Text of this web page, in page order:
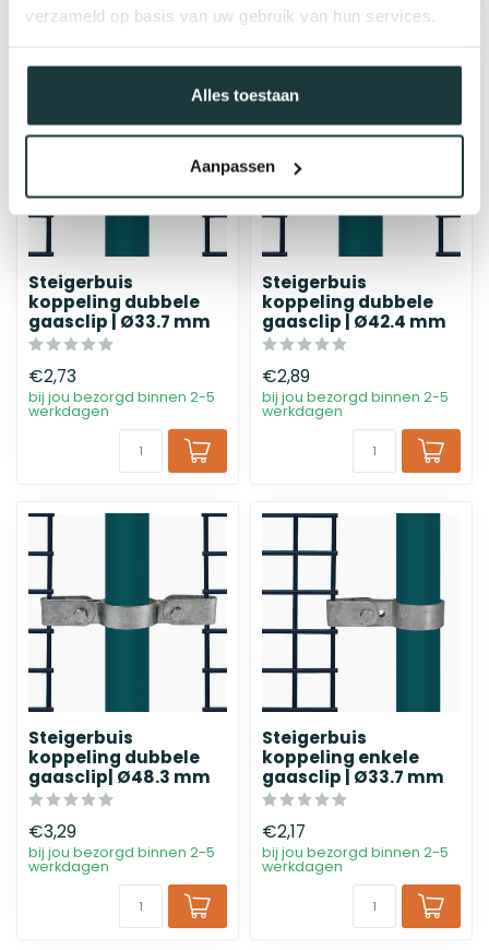
verzameld op basis van uw gebruik van hun services.
Alles toestaan
Aanpassen
Steigerbuis
koppeling dubbele
gaasclip | Ø33.7 mm
€2,73
bij jou bezorgd binnen 2-5
werkdagen
Steigerbuis
koppeling dubbele
gaasclip | Ø42.4 mm
€2,89
bij jou bezorgd binnen 2-5
werkdagen
Steigerbuis
koppeling dubbele
gaasclip| Ø48.3 mm
€3,29
bij jou bezorgd binnen 2-5
werkdagen
Steigerbuis
koppeling enkele
gaasclip | Ø33.7 mm
€2,17
bij jou bezorgd binnen 2-5
werkdagen